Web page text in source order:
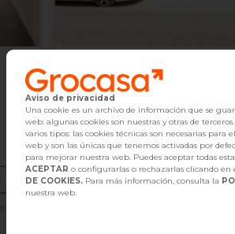
119.900 €
Gavá, undefined
273 m 2 1baño(s)
Referencia GrocasaG12_115836Hace más de un
Hipotecadesde371,05 €
Interesados0
938 25 68 68
Aviso de privacidad
Una cookie es un archivo de información que se
web: algunas cookies son nuestras y otras de
varios tipos: las cookies técnicas son necesarias
web y son las únicas que tenemos activadas por
para mejorar nuestra web. Puedes aceptar todas
ACEPTAR o configurarlas o rechazarlas clicando en
DE COOKIES. Para más información, consulta la
nuestra web.